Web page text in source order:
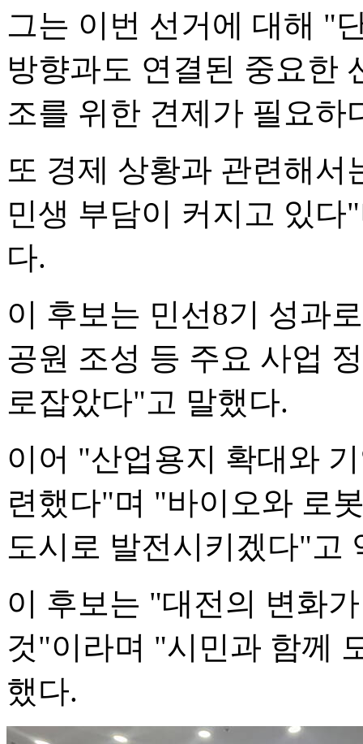
그는 이번 선거에 대해 "
방향과도 연결된 중요한
조를 위한 견제가 필요하
또 경제 상황과 관련해
민생 부담이 커지고 있
다.
이 후보는 민선8기 성과
공원 조성 등 주요 사업
로잡았다"고 말했다.
이어 "산업용지 확대와
련했다"며 "바이오와 로
도시로 발전시키겠다"고
이 후보는 "대전의 변화
것"이라며 "시민과 함께
했다.